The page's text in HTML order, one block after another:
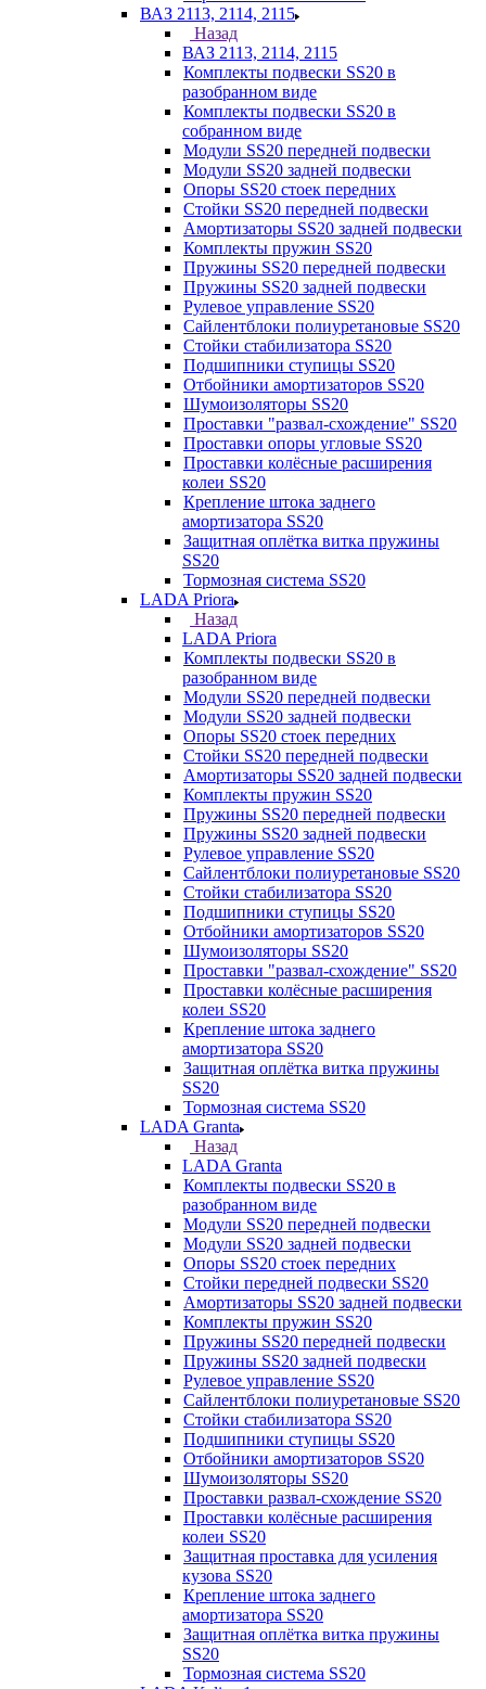
ВАЗ 2113, 2114, 2115
Назад
ВАЗ 2113, 2114, 2115
Комплекты подвески SS20 в
разобранном виде
Комплекты подвески SS20 в
собранном виде
Модули SS20 передней подвески
Модули SS20 задней подвески
Опоры SS20 стоек передних
Стойки SS20 передней подвески
Амортизаторы SS20 задней подвески
Комплекты пружин SS20
Пружины SS20 передней подвески
Пружины SS20 задней подвески
Рулевое управление SS20
Сайлентблоки полиуретановые SS20
Стойки стабилизатора SS20
Подшипники ступицы SS20
Отбойники амортизаторов SS20
Шумоизоляторы SS20
Проставки "развал-схождение" SS20
Проставки опоры угловые SS20
Проставки колёсные расширения
колеи SS20
Крепление штока заднего
амортизатора SS20
Защитная оплётка витка пружины
SS20
Тормозная система SS20
LADA Priora
Назад
LADA Priora
Комплекты подвески SS20 в
разобранном виде
Модули SS20 передней подвески
Модули SS20 задней подвески
Опоры SS20 стоек передних
Стойки SS20 передней подвески
Амортизаторы SS20 задней подвески
Комплекты пружин SS20
Пружины SS20 передней подвески
Пружины SS20 задней подвески
Рулевое управление SS20
Сайлентблоки полиуретановые SS20
Стойки стабилизатора SS20
Подшипники ступицы SS20
Отбойники амортизаторов SS20
Шумоизоляторы SS20
Проставки "развал-схождение" SS20
Проставки колёсные расширения
колеи SS20
Крепление штока заднего
амортизатора SS20
Защитная оплётка витка пружины
SS20
Тормозная система SS20
LADA Granta
Назад
LADA Granta
Комплекты подвески SS20 в
разобранном виде
Модули SS20 передней подвески
Модули SS20 задней подвески
Опоры SS20 стоек передних
Стойки передней подвески SS20
Амортизаторы SS20 задней подвески
Комплекты пружин SS20
Пружины SS20 передней подвески
Пружины SS20 задней подвески
Рулевое управление SS20
Сайлентблоки полиуретановые SS20
Стойки стабилизатора SS20
Подшипники ступицы SS20
Отбойники амортизаторов SS20
Шумоизоляторы SS20
Проставки развал-схождение SS20
Проставки колёсные расширения
колеи SS20
Защитная проставка для усиления
кузова SS20
Крепление штока заднего
амортизатора SS20
Защитная оплётка витка пружины
SS20
Тормозная система SS20